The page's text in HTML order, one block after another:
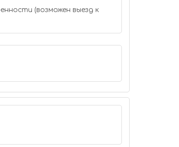
(возможен выезд к